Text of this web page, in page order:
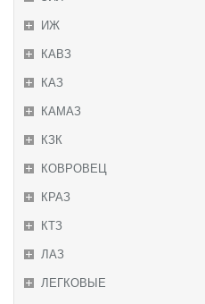
ИЖ
КАВЗ
КАЗ
КАМАЗ
КЗК
КОВРОВЕЦ
КРАЗ
КТЗ
ЛАЗ
ЛЕГКОВЫЕ